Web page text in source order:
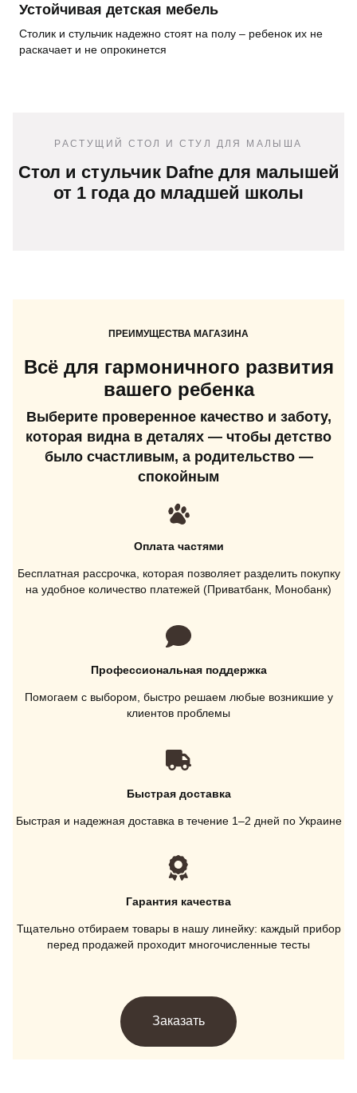
Устойчивая детская мебель
Столик и стульчик надежно стоят на полу – ребенок их не
раскачает и не опрокинется
РАСТУЩИЙ СТОЛ И СТУЛ ДЛЯ МАЛЫША
Стол и стульчик Dafne для малышей
от 1 года до младшей школы
ПРЕИМУЩЕСТВА МАГАЗИНА
Всё для гармоничного развития
вашего ребенка
Выберите проверенное качество и заботу,
которая видна в деталях — чтобы детство
было счастливым, а родительство —
спокойным
Оплата частями
Бесплатная рассрочка, которая позволяет разделить покупку
на удобное количество платежей (Приватбанк, Монобанк)
Профессиональная поддержка
Помогаем с выбором, быстро решаем любые возникшие у
клиентов проблемы
Быстрая доставка
Быстрая и надежная доставка в течение 1–2 дней по Украине
Гарантия качества
Тщательно отбираем товары в нашу линейку: каждый прибор
перед продажей проходит многочисленные тесты
Заказать